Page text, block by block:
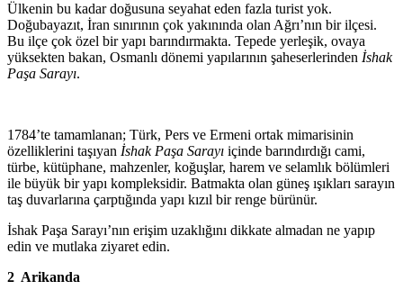
Ülkenin bu kadar doğusuna seyahat eden fazla turist yok.
Doğubayazıt, İran sınırının çok yakınında olan Ağrı’nın bir ilçesi.
Bu ilçe çok özel bir yapı barındırmakta. Tepede yerleşik, ovaya
yüksekten bakan, Osmanlı dönemi yapılarının şaheserlerinden İshak
Paşa Sarayı.
1784’te tamamlanan; Türk, Pers ve Ermeni ortak mimarisinin
özelliklerini taşıyan İshak Paşa Sarayı içinde barındırdığı cami,
türbe, kütüphane, mahzenler, koğuşlar, harem ve selamlık bölümleri
ile büyük bir yapı kompleksidir. Batmakta olan güneş ışıkları sarayın
taş duvarlarına çarptığında yapı kızıl bir renge bürünür.
İshak Paşa Sarayı’nın erişim uzaklığını dikkate almadan ne yapıp
edin ve mutlaka ziyaret edin.
2 Arikanda